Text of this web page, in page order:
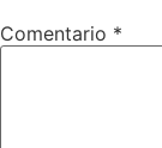
Comentario *